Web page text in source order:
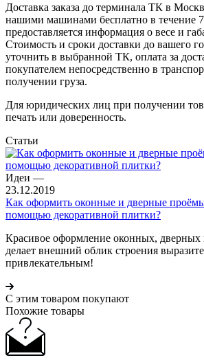
Доставка заказа до терминала ТК в
нашими машинами бесплатно в течение
предоставляется информация о весе и
Стоимость и сроки доставки до вашего
уточнить в выбранной ТК, оплата за
покупателем непосредственно в
получении груза.
Для юридических лиц при получении
печать или доверенность.
Статьи
Идеи —
23.12.2019
Как оформить оконные и дверные
помощью декоративной плитки?
Красивое оформление оконных,
делает внешний облик строения
привлекательным!
С этим товаром покупают
Похожие товары